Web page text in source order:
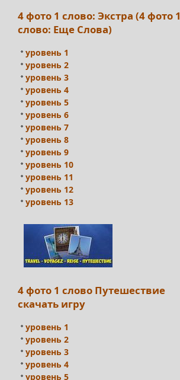
4 фото 1 слово: Экстра (4 фото 1
слово: Еще Слова)
уровень 1
уровень 2
уровень 3
уровень 4
уровень 5
уровень 6
уровень 7
уровень 8
уровень 9
уровень 10
уровень 11
уровень 12
уровень 13
4 фото 1 слово Путешествие
скачать игру
уровень 1
уровень 2
уровень 3
уровень 4
уровень 5